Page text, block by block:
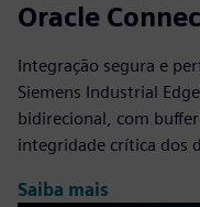
Oracle
Integração segura e
Siemens Industrial
bidirecional, com
integridade crítica dos
Saiba mais